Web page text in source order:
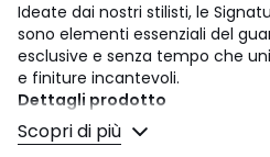
Ideate dai nostri stilisti, le
sono elementi essenziali del
esclusive e senza tempo che
e finiture incantevoli.
Dettagli prodotto
• Maniche lunghe
• Taglio oversize e ampio
Scopri di più